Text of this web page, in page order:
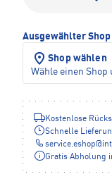
Ausgewählter Shop
Shop wählen
Wähle einen Shop
Kostenlose
Schnelle
service.eshop@
Gratis Abholung